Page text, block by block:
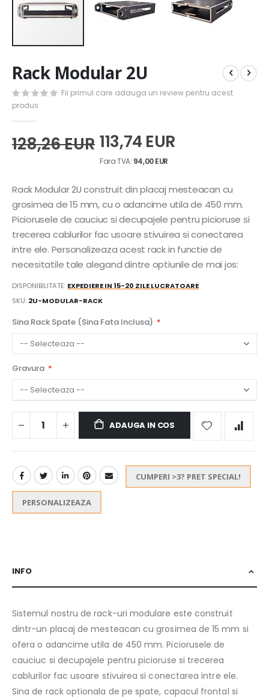
to
the
beginning
of
the
gallery
Rack Modular 2U
Fii primul care adauga un review pentru acest
produs
128,26 EUR 113,74 EUR
94,00 EUR
Rack Modular 2U construit din placaj mesteacan cu
grosimea de 15 mm, cu o adancime utila de 450 mm.
Piciorusele de cauciuc si decupajele pentru picioruse si
trecerea cablurilor fac usoare stivuirea si conectarea
intre ele. Personalizeaza acest rack in functie de
necesitatile tale alegand dintre optiunile de mai jos:
DISPONIBILITATE: EXPEDIERE IN 15-20 ZILE LUCRATOARE
SKU 2U-MODULAR-RACK
Sina Rack Spate (Sina Fata Inclusa)
Gravura
ADAUGA IN COS
CUMPERI >3? PRET SPECIAL!
PERSONALIZEAZA
INFO
Sistemul nostru de rack-uri modulare este construit
dintr-un placaj de mesteacan cu grosimea de 15 mm si
ofera o adancime utila de 450 mm. Piciorusele de
cauciuc si decupajele pentru picioruse si trecerea
cablurilor fac usoare stivuirea si conectarea intre ele.
Sina de rack optionala de pe spate, capacul frontal si